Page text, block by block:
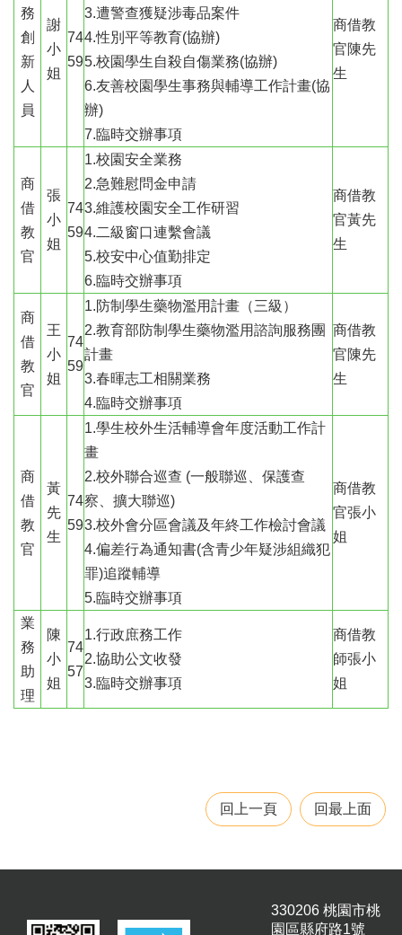
務
創
新
人
員
謝
小
姐
74
59
3.遭警查獲疑涉毒品案件
4.性別平等教育(協辦)
5.校園學生自殺自傷業務(協辦)
6.友善校園學生事務與輔導工作計畫(協
辦)
7.臨時交辦事項
商借教
官陳先
生
商
借
教
官
張
小
姐
74
59
1.校園安全業務
2.急難慰問金申請
3.維護校園安全工作研習
4.二級窗口連繫會議
5.校安中心值勤排定
6.臨時交辦事項
商借教
官黃先
生
商
借
教
官
王
小
姐
74
59
1.防制學生藥物濫用計畫（三級）
2.教育部防制學生藥物濫用諮詢服務團
計畫
3.春暉志工相關業務
4.臨時交辦事項
商借教
官陳先
生
商
借
教
官
黃
先
生
74
59
1.學生校外生活輔導會年度活動工作計
畫
2.校外聯合巡查 (一般聯巡、保護查
察、擴大聯巡)
3.校外會分區會議及年終工作檢討會議
4.偏差行為通知書(含青少年疑涉組織犯
罪)追蹤輔導
5.臨時交辦事項
商借教
官張小
姐
業
務
助
理
陳
小
姐
74
57
1.行政庶務工作
2.協助公文收發
3.臨時交辦事項
商借教
師張小
姐
回上一頁 回最上面
330206 桃園市桃
園區縣府路1號